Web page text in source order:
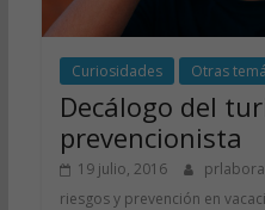
Curiosidades Otras
Decálogo del
prevencionista
19 julio, 2016
riesgos y prevención en